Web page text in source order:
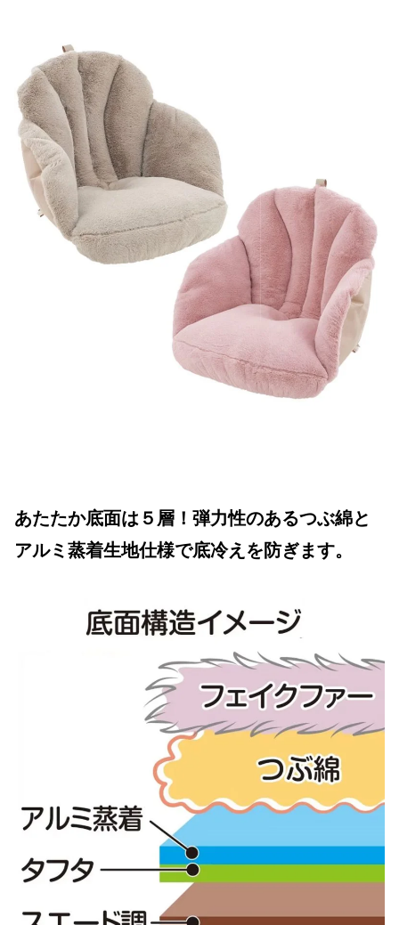
あたたか底面は５層！弾力性のあるつぶ綿と
アルミ蒸着生地仕様で底冷えを防ぎます。